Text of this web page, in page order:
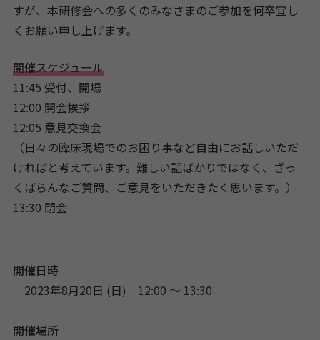
すが、本研修会への多くのみなさまのご参加を何卒宜し
くお願い申し上げます。
開催スケジュール
11:45 受付、開場
12:00 開会挨拶
12:05 意見交換会
（日々の臨床現場でのお困り事など自由にお話しいただ
ければと考えています。難しい話ばかりではなく、ざっ
くばらんなご質問、ご意見をいただきたく思います。）
13:30 閉会
開催日時
2023年8月20日 (日) 12:00 〜 13:30
開催場所